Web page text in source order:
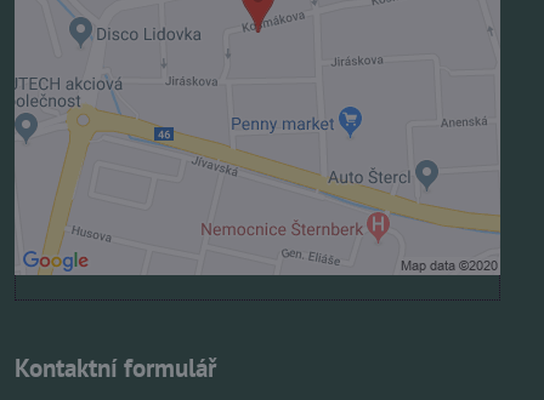
Povolit jednou
Povolit a zapamatovat - souhlas s druhem cookie:
Funkční
Otevřít obsah v novém okně
Kontaktní formulář